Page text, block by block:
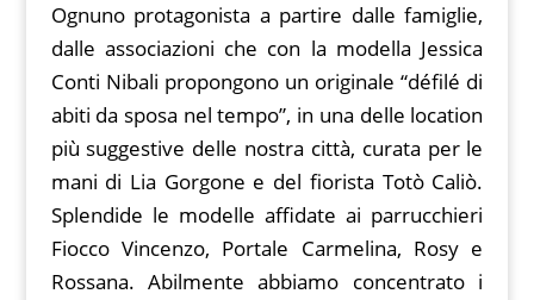
Ognuno protagonista a partire dalle famiglie,
dalle associazioni che con la modella Jessica
Conti Nibali propongono un originale “défilé di
abiti da sposa nel tempo”, in una delle location
più suggestive delle nostra città, curata per le
mani di Lia Gorgone e del fiorista Totò Caliò.
Splendide le modelle affidate ai parrucchieri
Fiocco Vincenzo, Portale Carmelina, Rosy e
Rossana. Abilmente abbiamo concentrato i